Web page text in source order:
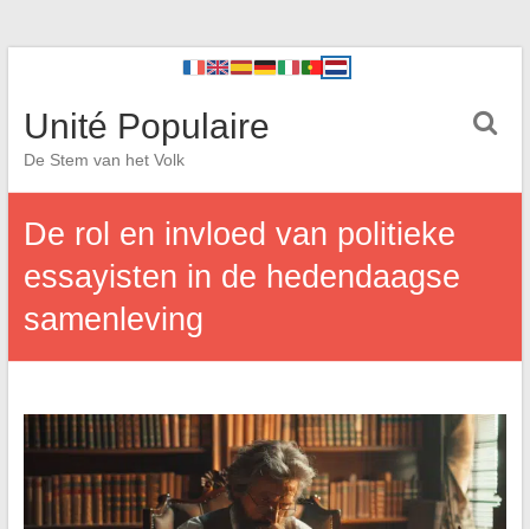
Unité Populaire
De Stem van het Volk
De rol en invloed van politieke
essayisten in de hedendaagse
samenleving